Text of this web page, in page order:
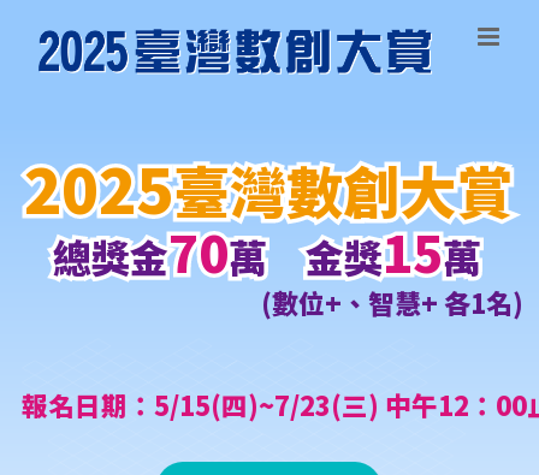
總獎金70萬 金獎15萬
2025臺灣數創大賞
總獎金70萬 金獎15萬
2025臺灣數創大賞
(數位+、智慧+ 各1名)
報名日期：5/15(四)~7/23(三) 中午12：00